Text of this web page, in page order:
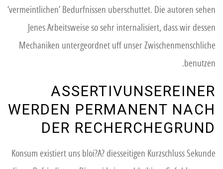
‘vermeintlichen’ Bedurfnissen uberschuttet. Die autoren sehen
Jenes Arbeitsweise so sehr internalisiert, dass wir dessen
Mechaniken untergeordnet uff unser Zwischenmenschliche
benutzen.
ASSERTIVUNSEREINER
WERDEN PERMANENT NACH
DER RECHERCHEGRUND
Konsum existiert uns bloi?A? diesseitigen Kurzschluss Sekunde